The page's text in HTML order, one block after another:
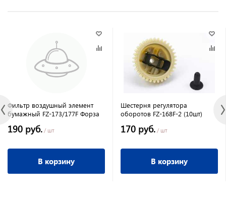
Фильтр воздушный элемент
бумажный FZ-173/177F Форза
190 руб. / шт
В корзину
Шестерня регулятора
оборотов FZ-168F-2 (10шт)
170 руб. / шт
В корзину